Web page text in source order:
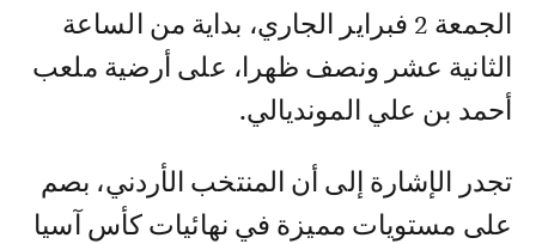
الجمعة 2 فبراير الجاري، بداية من الساعة
الثانية عشر ونصف ظهرا، على أرضية ملعب
أحمد بن علي المونديالي.
تجدر الإشارة إلى أن المنتخب الأردني، بصم
على مستويات مميزة في نهائيات كأس آسيا